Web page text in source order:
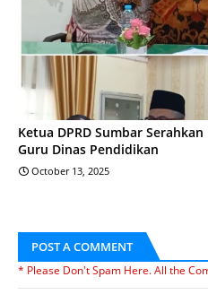
Ketua DPRD Sumbar
Guru Dinas Pendidikan
October 13, 2025
POST A COMMENT
* Please Don't Spam Here. All the